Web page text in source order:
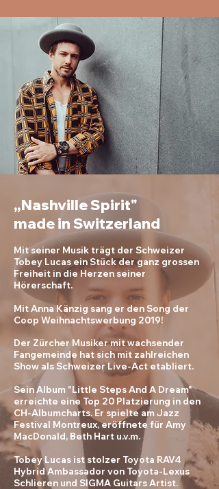
„Nashville Spirit"
made in Switzerland
Mit seiner Musik trägt der Schweizer
Tobey Lucas ein Stück der ganz grossen
Freiheit in die Herzen seiner
Hörerschaft.
Mit Anna Känzig sang er den Song der
Coop Weihnachtswerbung 2019!
Der Zürcher Musiker mit wachsender
Fangemeinde hat sich mit zahlreichen
Show als Schweizer Live-Act etabliert.
Sein Album "Little Steps And A Dream"
erreichte eine Top 20 Platzierung in den
CH-Albumcharts. Er spielte am Jazz
Festival Montreux, eröffnete für Amy
MacDonald, Beth Hart u.v.m.
Tobey Lucas ist stolzer Toyota RAV4
Hybrid Ambassador von Toyota-Lexus
Schlieren und SIGMA Guitars Artist.